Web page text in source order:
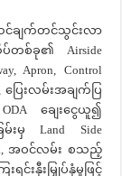
ဆင်ချက်တင်သွင်းလာ
ပ်တစ်ခု၏ Airside
Apron, Control
ပြေးလမ်းအချက်ပြ
ချေးငွေယူ၍
းမှ Land Side
အဝင်လမ်း စသည့်
နှီးမြှုပ်နှံမှုဖြင့်